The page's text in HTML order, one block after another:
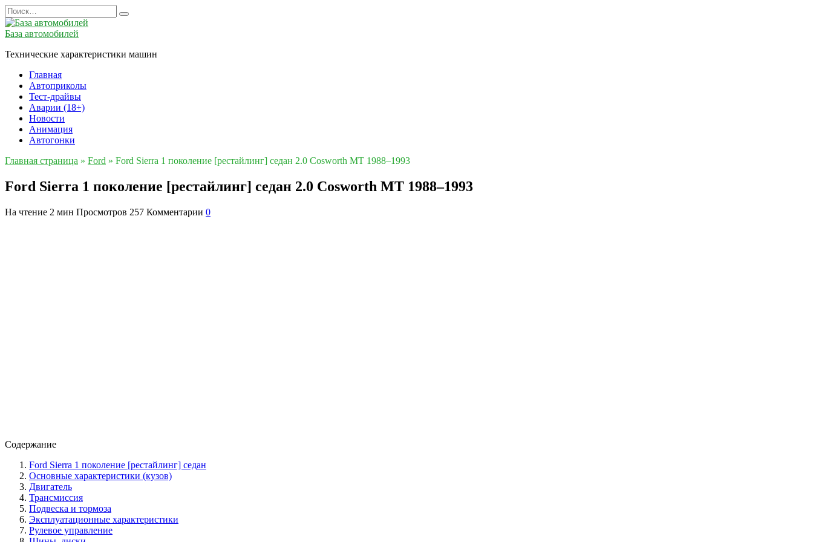
Перейти
к
содержанию
Search
for:
База автомобилей
Технические характеристики машин
Главная
Автоприколы
Тест-драйвы
Аварии (18+)
Новости
Анимация
Автогонки
Главная страница » Ford » Ford Sierra 1 поколение [рестайлинг] седан 2.0 Cosworth MT 1988–1993
Ford Sierra 1 поколение [рестайлинг] седан 2.0 Cosworth MT 1988–1993
На чтение 2 мин Просмотров 257 Комментарии 0
Содержание
Ford Sierra 1 поколение [рестайлинг] седан
Основные характеристики (кузов)
Двигатель
Трансмиссия
Подвеска и тормоза
Эксплуатационные характеристики
Рулевое управление